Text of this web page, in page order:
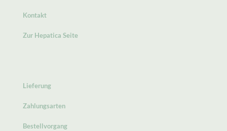
Kontakt
Zur Hepatica Seite
Lieferung
Zahlungsarten
Bestellvorgang